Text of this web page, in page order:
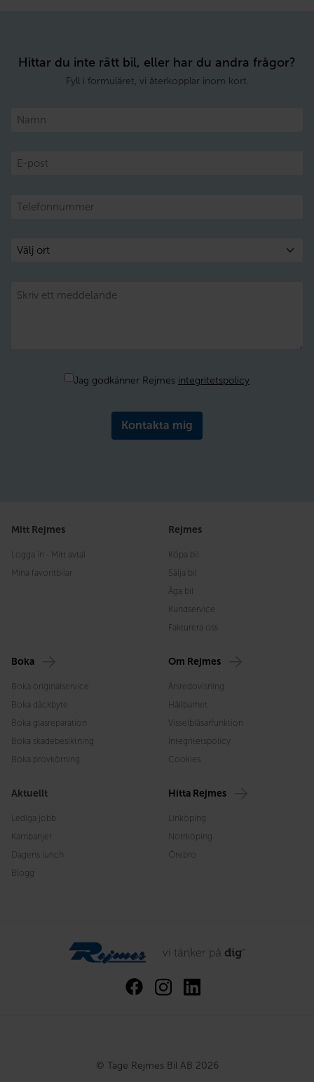
Hittar du inte rätt bil, eller har du andra frågor?
Fyll i formuläret, vi återkopplar inom kort.
Namn
E-
post
Telefon
Välj
ort
Jag godkänner Rejmes integritetspolicy
Mitt Rejmes
Logga in - Mitt avtal
Mina favoritbilar
Rejmes
Köpa bil
Sälja bil
Äga bil
Kundservice
Fakturera oss
Boka
Boka originalservice
Boka däckbyte
Boka glasreparation
Boka skadebesiktning
Boka provkörning
Om Rejmes
Årsredovisning
Hållbarhet
Visselblåsarfunktion
Integritetspolicy
Cookies
Aktuellt
Lediga jobb
Kampanjer
Dagens lunch
Blogg
Hitta Rejmes
Linköping
Norrköping
Örebro
© Tage Rejmes Bil AB 2026